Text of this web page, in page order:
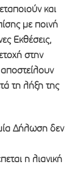
και
με ποινή
Εκθέσεις,
στην
τη λήξη της
Δήλωση δεν
η λιανική